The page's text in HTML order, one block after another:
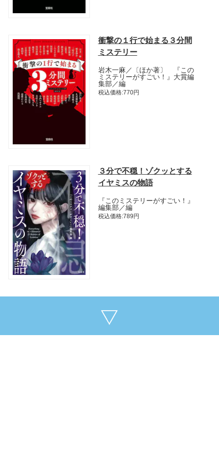
衝撃の１行で始まる３分間
ミステリー
岩木一麻／〔ほか著〕 『この
ミステリーがすごい！』大賞編
集部／編
税込価格:770円
３分で不穏！ゾクッとする
イヤミスの物語
『このミステリーがすごい！』
編集部／編
税込価格:789円